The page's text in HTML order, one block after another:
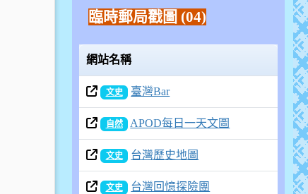
臨時郵局戳圖 (04)
網站名稱
文史 臺灣Bar
自然 APOD每日一天文圖
文史 台灣歷史地圖
文史 台灣回憶探險團